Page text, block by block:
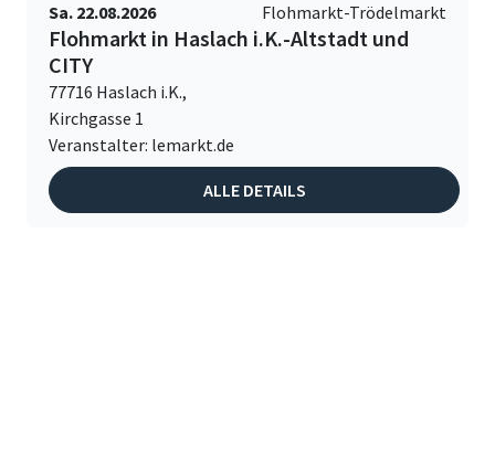
Sa. 22.08.2026 Flohmarkt-Trödelmarkt
Flohmarkt in Haslach i.K.-Altstadt und
CITY
77716 Haslach i.K.,
Kirchgasse 1
Veranstalter: lemarkt.de
ALLE DETAILS